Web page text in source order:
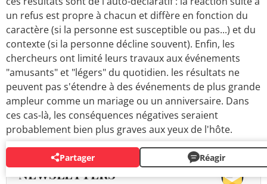
un refus est propre à chacun et diffère en fonction du
caractère (si la personne est susceptible ou pas...) et du
contexte (si la personne décline souvent). Enfin, les
chercheurs ont limité leurs travaux aux événements
"amusants" et "légers" du quotidien. les résultats ne
peuvent pas s'étendre à des événements de plus grande
ampleur comme un mariage ou un anniversaire. Dans
ces cas-là, les conséquences négatives seraient
probablement bien plus graves aux yeux de l'hôte.
Partager Réagir
NEWSLETTERS